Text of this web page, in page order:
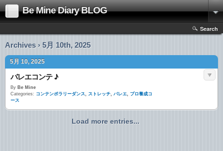
Be Mine Diary BLOG
Search
Archives › 5月 10th, 2025
5月 10, 2025
バレエコンテ ♪
By Be Mine
Categories: コンテンポラリーダンス, ストレッチ, バレエ, プロ養成コ
ース
Load more entries...